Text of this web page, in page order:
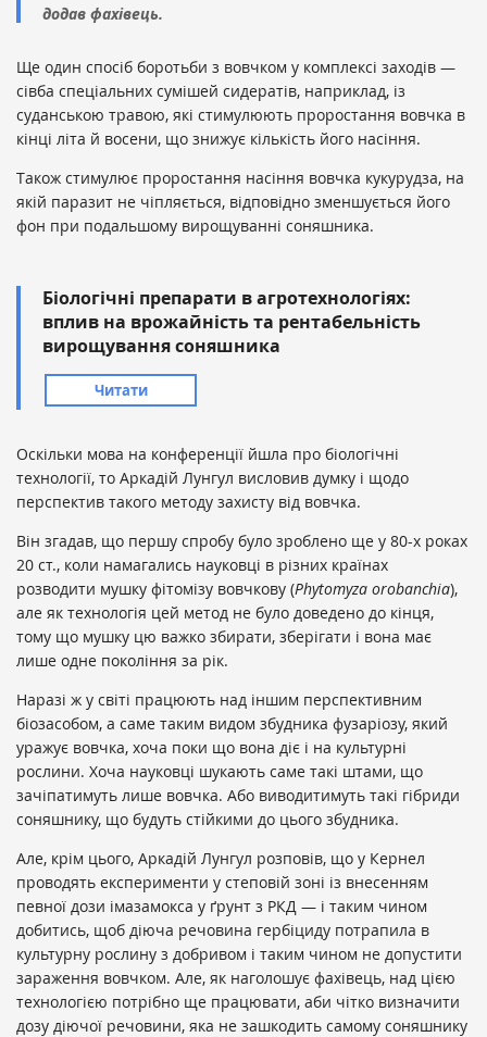
додав фахівець.
Ще один спосіб боротьби з вовчком у комплексі заходів —
сівба спеціальних сумішей сидератів, наприклад, із
суданською травою, які стимулюють проростання вовчка в
кінці літа й восени, що знижує кількість його насіння.
Також стимулює проростання насіння вовчка кукурудза, на
якій паразит не чіпляється, відповідно зменшується його
фон при подальшому вирощуванні соняшника.
Біологічні препарати в агротехнологіях:
вплив на врожайність та рентабельність
вирощування соняшника
Читати
Оскільки мова на конференції йшла про біологічні
технології, то Аркадій Лунгул висловив думку і щодо
перспектив такого методу захисту від вовчка.
Він згадав, що першу спробу було зроблено ще у 80-х роках
20 ст., коли намагались науковці в різних країнах
розводити мушку фітомізу вовчкову (Phytomyza orobanchia),
але як технологія цей метод не було доведено до кінця,
тому що мушку цю важко збирати, зберігати і вона має
лише одне покоління за рік.
Наразі ж у світі працюють над іншим перспективним
біозасобом, а саме таким видом збудника фузаріозу, який
уражує вовчка, хоча поки що вона діє і на культурні
рослини. Хоча науковці шукають саме такі штами, що
зачіпатимуть лише вовчка. Або виводитимуть такі гібриди
соняшнику, що будуть стійкими до цього збудника.
Але, крім цього, Аркадій Лунгул розповів, що у Кернел
проводять експерименти у степовій зоні із внесенням
певної дози імазамокса у ґрунт з РКД — і таким чином
добитись, щоб діюча речовина гербіциду потрапила в
культурну рослину з добривом і таким чином не допустити
зараження вовчком. Але, як наголошує фахівець, над цією
технологією потрібно ще працювати, аби чітко визначити
дозу діючої речовини, яка не зашкодить самому соняшнику